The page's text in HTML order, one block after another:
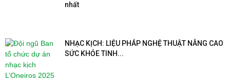
nhất
NHẠC KỊCH: LIỆU PHÁP NGHỆ THUẬT NÂNG CAO
SỨC KHỎE TINH...